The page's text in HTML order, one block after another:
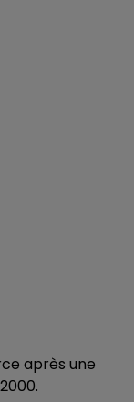
après une